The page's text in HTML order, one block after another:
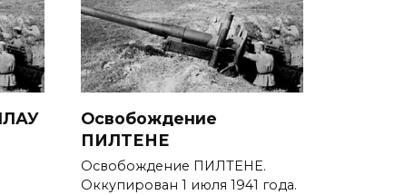
Освобождение
ПИЛТЕНЕ
Освобождение ПИЛТЕНЕ.
Оккупирован 1 июля 1941 года.